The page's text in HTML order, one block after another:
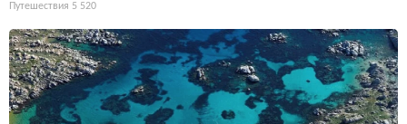
Путешествия 5 520